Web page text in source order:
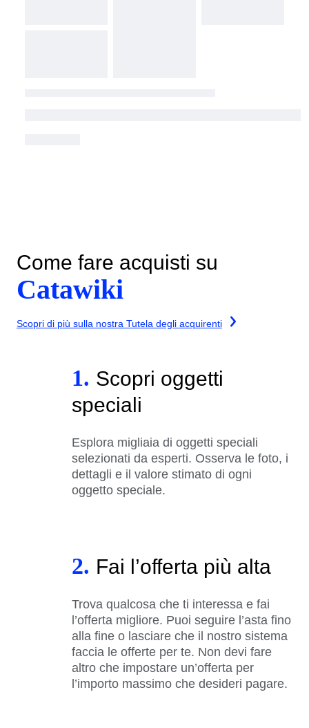
Come fare acquisti su
Catawiki
Scopri di più sulla nostra Tutela degli acquirenti
1. Scopri oggetti
speciali
Esplora migliaia di oggetti speciali
selezionati da esperti. Osserva le foto, i
dettagli e il valore stimato di ogni
oggetto speciale.
2. Fai l’offerta più alta
Trova qualcosa che ti interessa e fai
l’offerta migliore. Puoi seguire l’asta fino
alla fine o lasciare che il nostro sistema
faccia le offerte per te. Non devi fare
altro che impostare un’offerta per
l’importo massimo che desideri pagare.